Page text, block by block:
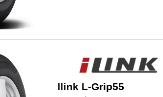
Ilink L-Grip55